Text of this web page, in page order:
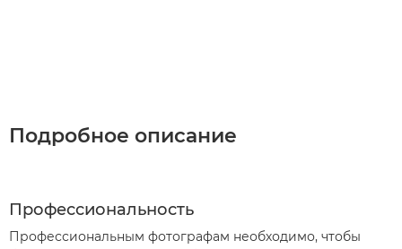
Подробное описание
Профессиональность
Профессиональным фотографам необходимо, чтобы